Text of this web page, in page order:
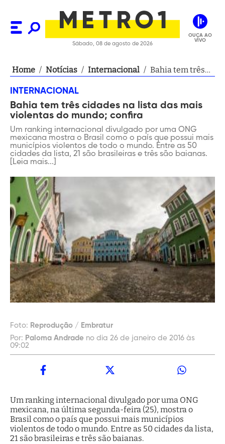
Sábado, 08 de agosto de 2026
OUÇA AO
VIVO
Home / Notícias / Internacional / Bahia tem três
violentas do
INTERNACIONAL
Bahia tem três cidades na lista das mais
violentas do mundo; confira
Um ranking internacional divulgado por uma ONG
mexicana mostra o Brasil como o país que possui mais
municípios violentos de todo o mundo. Entre as 50
cidades da lista, 21 são brasileiras e três são baianas.
[Leia mais...]
Foto: Reprodução / Embratur
Por: Paloma Andrade no dia 26 de janeiro de 2016 às
09:02
Um ranking internacional divulgado por uma ONG
mexicana, na última segunda-feira (25), mostra o
Brasil como o país que possui mais municípios
violentos de todo o mundo. Entre as 50 cidades da lista,
21 são brasileiras e três são baianas.